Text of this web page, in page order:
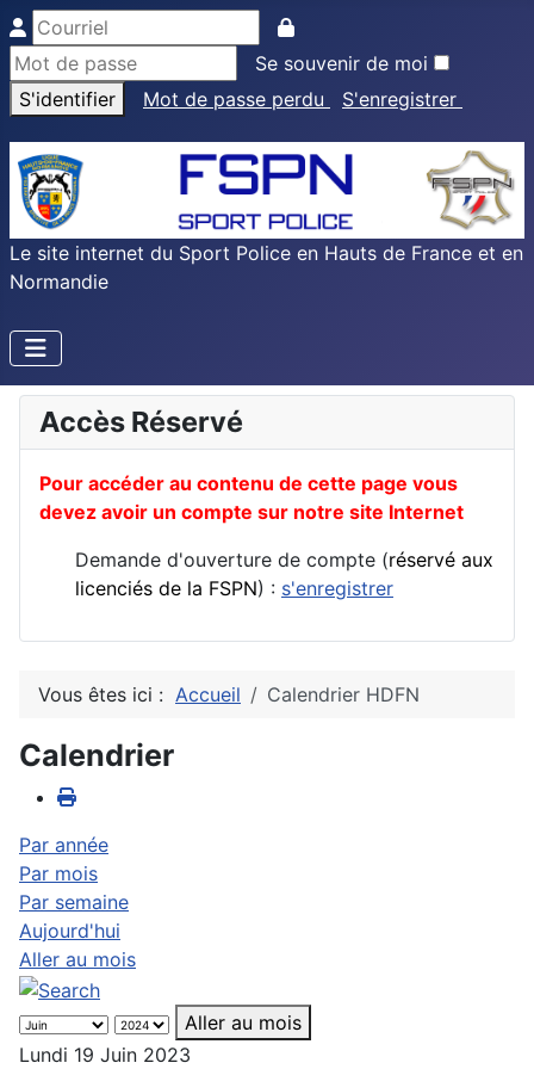
Se souvenir de moi
S'identifier
Mot de passe perdu S'enregistrer
Le site internet du Sport Police en Hauts de France et en
Normandie
Accès Réservé
Pour accéder au contenu de cette page vous
devez avoir un compte sur notre site Internet
Demande d'ouverture de compte (réservé aux
licenciés de la FSPN) : s'enregistrer
Vous êtes ici : Accueil Calendrier HDFN
Calendrier
Par année
Par mois
Par semaine
Aujourd'hui
Aller au mois
Aller au mois
Lundi 19 Juin 2023